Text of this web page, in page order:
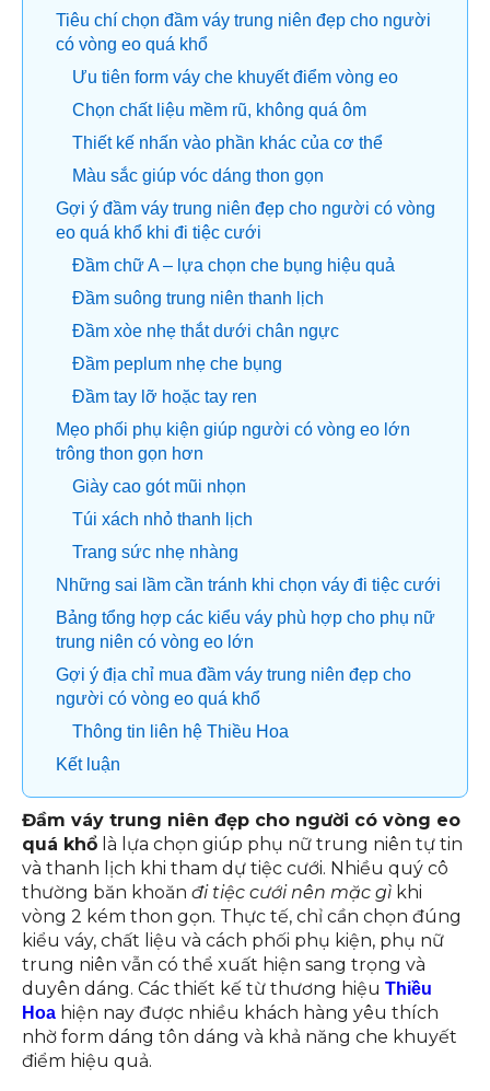
Tiêu chí chọn đầm váy trung niên đẹp cho người
có vòng eo quá khổ
Ưu tiên form váy che khuyết điểm vòng eo
Chọn chất liệu mềm rũ, không quá ôm
Thiết kế nhấn vào phần khác của cơ thể
Màu sắc giúp vóc dáng thon gọn
Gợi ý đầm váy trung niên đẹp cho người có vòng
eo quá khổ khi đi tiệc cưới
Đầm chữ A – lựa chọn che bụng hiệu quả
Đầm suông trung niên thanh lịch
Đầm xòe nhẹ thắt dưới chân ngực
Đầm peplum nhẹ che bụng
Đầm tay lỡ hoặc tay ren
Mẹo phối phụ kiện giúp người có vòng eo lớn
trông thon gọn hơn
Giày cao gót mũi nhọn
Túi xách nhỏ thanh lịch
Trang sức nhẹ nhàng
Những sai lầm cần tránh khi chọn váy đi tiệc cưới
Bảng tổng hợp các kiểu váy phù hợp cho phụ nữ
trung niên có vòng eo lớn
Gợi ý địa chỉ mua đầm váy trung niên đẹp cho
người có vòng eo quá khổ
Thông tin liên hệ Thiều Hoa
Kết luận
Đầm váy trung niên đẹp cho người có vòng eo
quá khổ là lựa chọn giúp phụ nữ trung niên tự tin
và thanh lịch khi tham dự tiệc cưới. Nhiều quý cô
thường băn khoăn đi tiệc cưới nên mặc gì khi
vòng 2 kém thon gọn. Thực tế, chỉ cần chọn đúng
kiểu váy, chất liệu và cách phối phụ kiện, phụ nữ
trung niên vẫn có thể xuất hiện sang trọng và
duyên dáng. Các thiết kế từ thương hiệu Thiều
Hoa hiện nay được nhiều khách hàng yêu thích
nhờ form dáng tôn dáng và khả năng che khuyết
điểm hiệu quả.